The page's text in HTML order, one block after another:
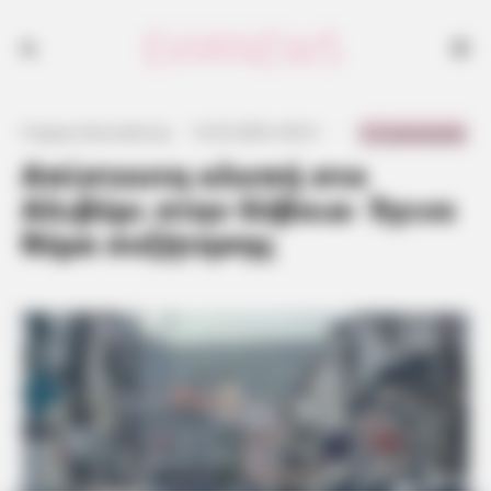
Απίστευτη κλοπή στο
Αλιβέρι στην Εύβοια- Έγινε
θέμα συζήτησης